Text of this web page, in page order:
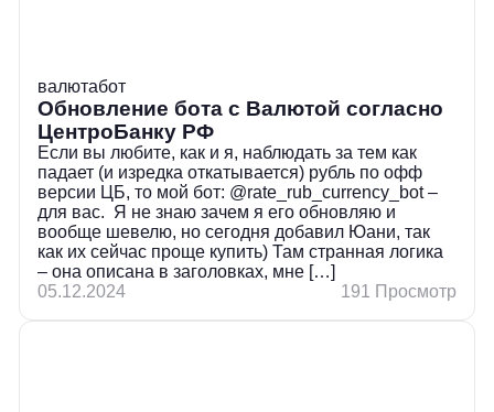
валютабот
Обновление бота с Валютой согласно
ЦентроБанку РФ
Если вы любите, как и я, наблюдать за тем как
падает (и изредка откатывается) рубль по офф
версии ЦБ, то мой бот: @rate_rub_currency_bot –
для вас. Я не знаю зачем я его обновляю и
вообще шевелю, но сегодня добавил Юани, так
как их сейчас проще купить) Там странная логика
– она описана в заголовках, мне […]
05.12.2024
191 Просмотр